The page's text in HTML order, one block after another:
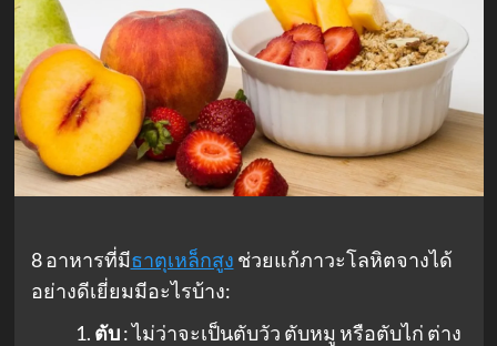
8 อาหารที่มีธาตุเหล็กสูง ช่วยแก้ภาวะโลหิตจางได้
อย่างดีเยี่ยมมีอะไรบ้าง:
ตับ: ไม่ว่าจะเป็นตับวัว ตับหมู หรือตับไก่ ต่าง